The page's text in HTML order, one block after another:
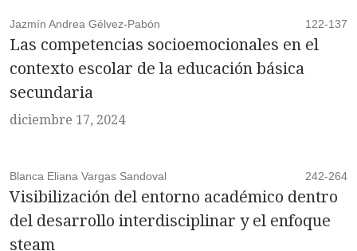
Jazmín Andrea Gélvez-Pabón 122-137
Las competencias socioemocionales en el
contexto escolar de la educación básica
secundaria
diciembre 17, 2024
Blanca Eliana Vargas Sandoval 242-264
Visibilización del entorno académico dentro
del desarrollo interdisciplinar y el enfoque
steam